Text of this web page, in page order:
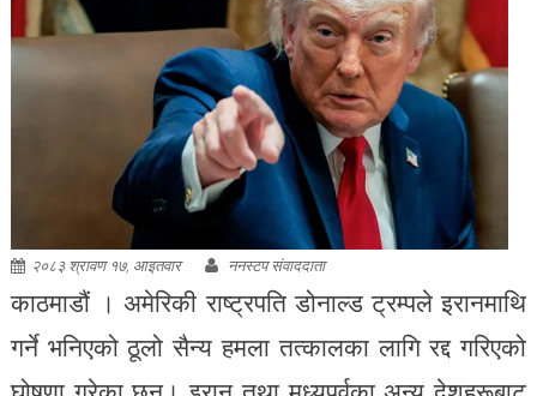
२०८३ श्रावण १७, आइतवार ननस्टप संवाददाता
काठमाडौं । अमेरिकी राष्ट्रपति डोनाल्ड ट्रम्पले इरानमाथि
गर्ने भनिएको ठूलो सैन्य हमला तत्कालका लागि रद्द गरिएको